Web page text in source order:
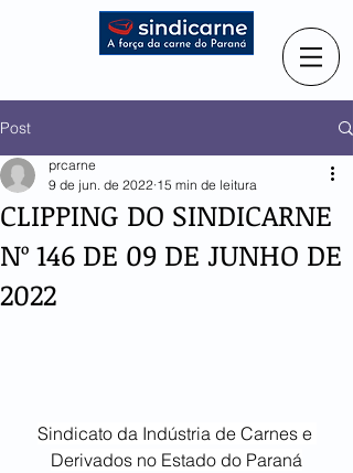
Post
CLIPPING DO SINDICARNE
Nº 146 DE 09 DE JUNHO DE
2022
prcarne
9 de jun. de 2022 15 min de leitura
Sindicato da Indústria de Carnes e
Derivados no Estado do Paraná